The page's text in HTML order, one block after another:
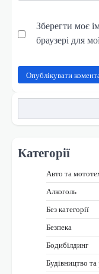
Зберегти моє
браузері для
Категорії
Авто та
Алкоголь
Без категорії
Безпека
Бодибілдинг
Будівництво